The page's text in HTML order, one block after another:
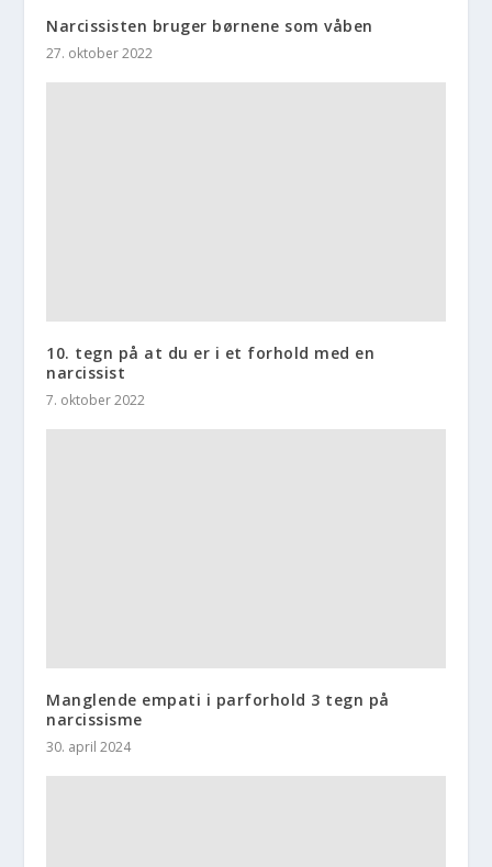
Narcissisten bruger børnene som våben
27. oktober 2022
10. tegn på at du er i et forhold med en
narcissist
7. oktober 2022
Manglende empati i parforhold 3 tegn på
narcissisme
30. april 2024